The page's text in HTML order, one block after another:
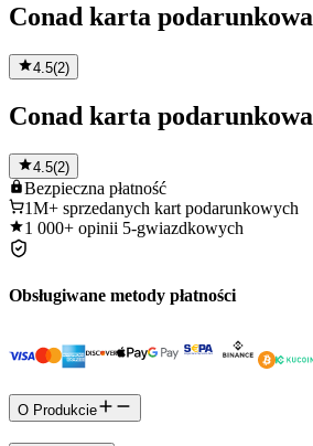
Conad karta podarunkowa
4.5(2)
Conad karta podarunkowa
4.5(2)
Bezpieczna płatność
1M+ sprzedanych kart podarunkowych
1 000+ opinii 5-gwiazdkowych
Obsługiwane metody płatności
O Produkcie